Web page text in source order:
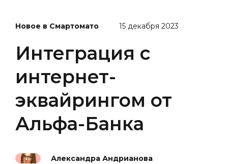
Новое в Смартомато 15 декабря 2023
Интеграция с
интернет-
эквайрингом от
Альфа-Банка
Александра Андрианова